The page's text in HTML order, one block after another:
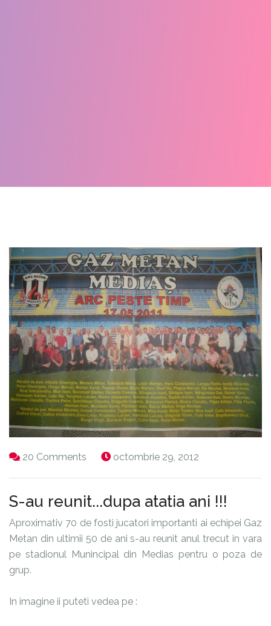
20 Comments octombrie 29, 2012
S-au reunit...dupa atatia ani !!!
Aproximativ 70 de fosti jucatori importanti ai echipei Gaz
Metan din ultimii 50 de ani s-au reunit anul trecut in vara
pe stadionul Munincipal din Medias pentru o poza de
grup.
In imagine ii puteti vedea pe :